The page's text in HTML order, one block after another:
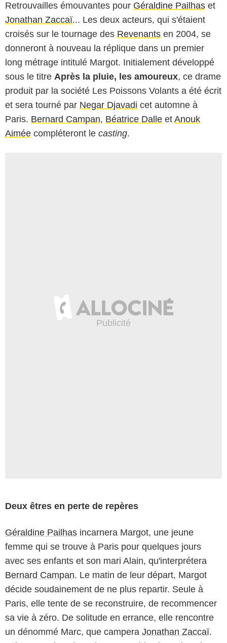
Retrouvailles émouvantes pour Géraldine Pailhas et
Jonathan Zaccaï... Les deux acteurs, qui s'étaient
croisés sur le tournage des Revenants en 2004, se
donneront à nouveau la réplique dans un premier
long métrage intitulé Margot. Initialement développé
sous le titre Après la pluie, les amoureux, ce drame
produit par la société Les Poissons Volants a été écrit
et sera tourné par Negar Djavadi cet automne à
Paris. Bernard Campan, Béatrice Dalle et Anouk
Aimée compléteront le casting.
Deux êtres en perte de repères
Géraldine Pailhas incarnera Margot, une jeune
femme qui se trouve à Paris pour quelques jours
avec ses enfants et son mari Alain, qu'interprétera
Bernard Campan. Le matin de leur départ, Margot
décide soudainement de ne plus repartir. Seule à
Paris, elle tente de se reconstruire, de recommencer
sa vie à zéro. De solitude en errance, elle rencontre
un dénommé Marc, que campera Jonathan Zaccaï.